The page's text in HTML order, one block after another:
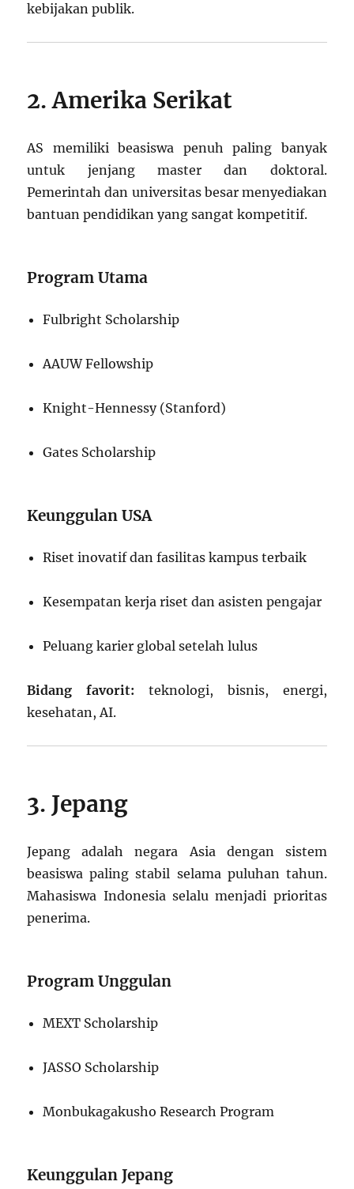
kebijakan publik.
2. Amerika Serikat
AS memiliki beasiswa penuh paling banyak
untuk jenjang master dan doktoral.
Pemerintah dan universitas besar menyediakan
bantuan pendidikan yang sangat kompetitif.
Program Utama
Fulbright Scholarship
AAUW Fellowship
Knight-Hennessy (Stanford)
Gates Scholarship
Keunggulan USA
Riset inovatif dan fasilitas kampus terbaik
Kesempatan kerja riset dan asisten pengajar
Peluang karier global setelah lulus
Bidang favorit: teknologi, bisnis, energi,
kesehatan, AI.
3. Jepang
Jepang adalah negara Asia dengan sistem
beasiswa paling stabil selama puluhan tahun.
Mahasiswa Indonesia selalu menjadi prioritas
penerima.
Program Unggulan
MEXT Scholarship
JASSO Scholarship
Monbukagakusho Research Program
Keunggulan Jepang